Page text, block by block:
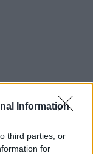
Information
third parties, or
for